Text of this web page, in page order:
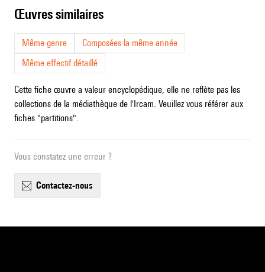
œuvres similaires
Même genre
Composées la même année
Même effectif détaillé
Cette fiche œuvre a valeur encyclopédique, elle ne reflète pas les
collections de la médiathèque de l'Ircam. Veuillez vous référer aux
fiches "partitions".
Vous constatez une erreur ?
contactez-nous